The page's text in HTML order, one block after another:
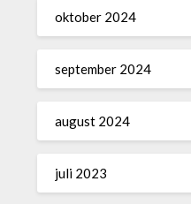
oktober 2024
september 2024
august 2024
juli 2023